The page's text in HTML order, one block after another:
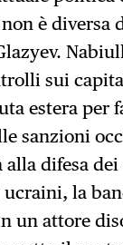
è diversa
sui
estera per
sanzioni
alla difesa
la
un attore